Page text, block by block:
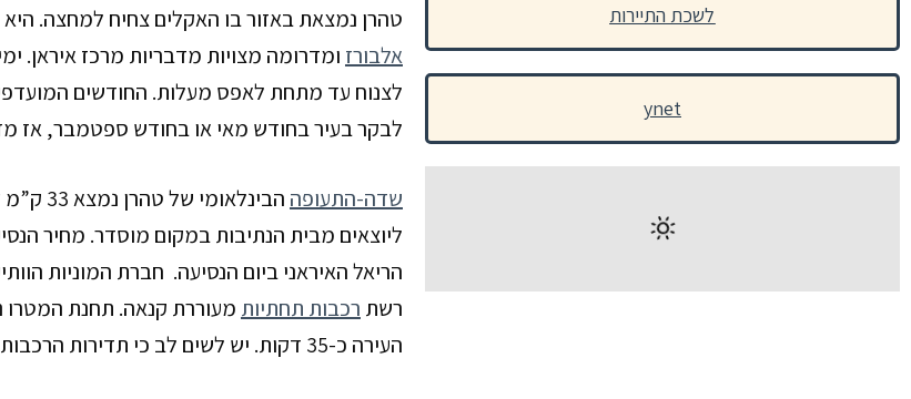
טהרן נמצאת באזור בו האקלים צחיח למחצה. היא יושבת בגובה של 1,200 מ’ מעל
אלבורז ומדרומה מצויות מדבריות מרכז איראן.
לצנוח עד מתחת לאפס מעלות. החודשים
לבקר בעיר בחודש מאי או בחודש ספטמבר, אז מזג
שדה-התעופה
הריאל האיראני ביום הנסיעה. חברת המוניות
רשת רכבות תחתיות
העירה כ-35 דקות. יש לשים לב כי תדירות הרכבות התחתיות מהשדה נמוכה. רכבת יוצאת אחת לכל שעה ורבע בלבד.
לשכת התיירות
ynet